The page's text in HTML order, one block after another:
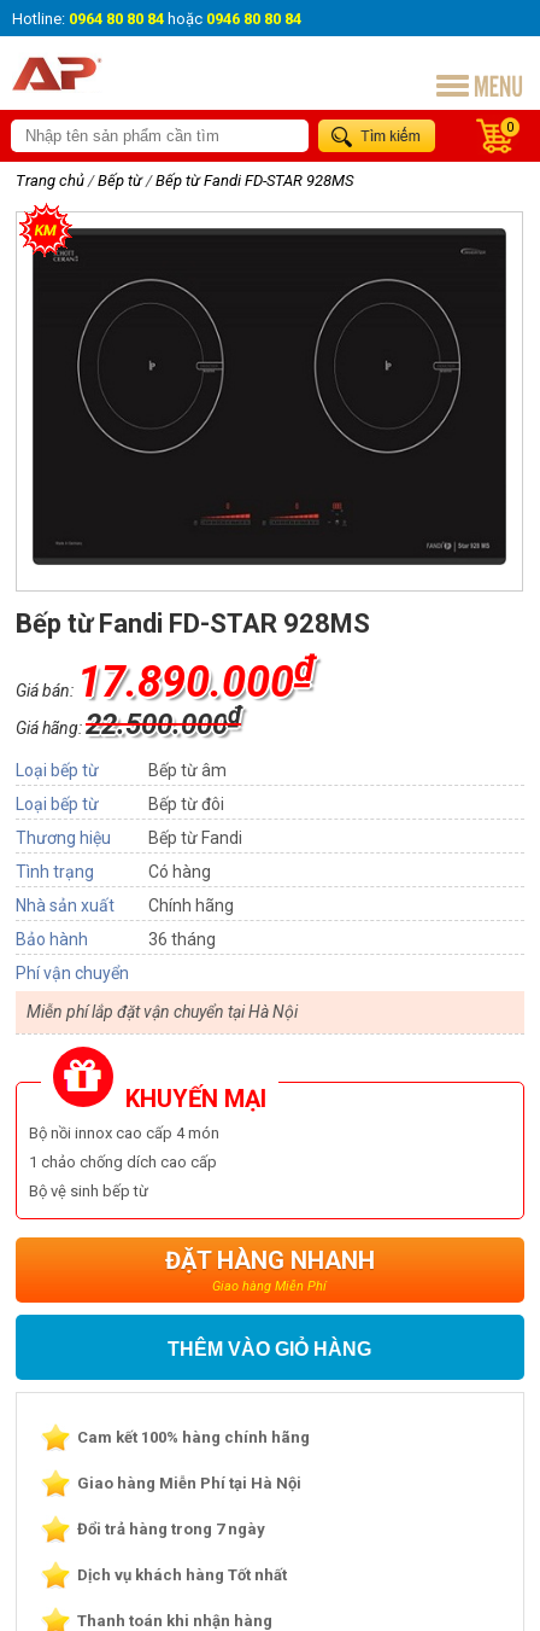
Hotline: 0964 80 80 84 hoặc 0946 80 80 84
0
Trang chủ / Bếp từ / Bếp từ Fandi FD-STAR 928MS
Bếp từ Fandi FD-STAR 928MS
Giá bán: 17.890.000₫
Giá hãng:22.500.000₫
Loại bếp từ
Bếp từ âm
Loại bếp từ
Bếp từ đôi
Thương hiệu
Bếp từ Fandi
Tình trạng
Có hàng
Nhà sản xuất
Chính hãng
Bảo hành
36 tháng
Phí vận chuyển
Miễn phí lắp đặt vận chuyển tại Hà Nội
KHUYẾN MẠI
Bộ nồi innox cao cấp 4 món
1 chảo chống dích cao cấp
Bộ vệ sinh bếp từ
ĐẶT HÀNG NHANH
Giao hàng Miễn Phí
THÊM VÀO GIỎ HÀNG
Cam kết 100% hàng chính hãng
Giao hàng Miễn Phí tại Hà Nội
Đổi trả hàng trong 7 ngày
Dịch vụ khách hàng Tốt nhất
Thanh toán khi nhận hàng